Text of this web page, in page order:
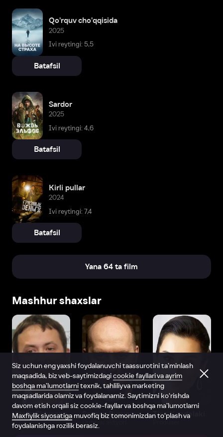
Qo'rquv cho'qqisida
2025
Ivi reytingi: 5,5
Batafsil
Sardor
2025
Ivi reytingi: 4,6
Batafsil
Kirli pullar
2024
Ivi reytingi: 7,4
Batafsil
Yana 64 ta film
Mashhur shaxslar
Vitaliy Shlyappo
Produser
Sergey Burunov
Dublyaj aktyori
Tina Kandelaki
Siz uchun eng yaxshi foydalanuvchi taassurotini ta’minlash
maqsadida, biz veb-saytimizdagicookie fayllari va ayrim
boshqa ma’lumotlarnitexnik, tahliliy va marketing
maqsadlarida olamiz va foydalanamiz. Saytimizni ko‘rishda
davom etish orqali siz cookie-fayllar va boshqa ma’lumotlarni
Maxfiylik siyosatiga muvofiq biz tomonimizdan to‘plash va
foydalanishga rozilik berasiz.